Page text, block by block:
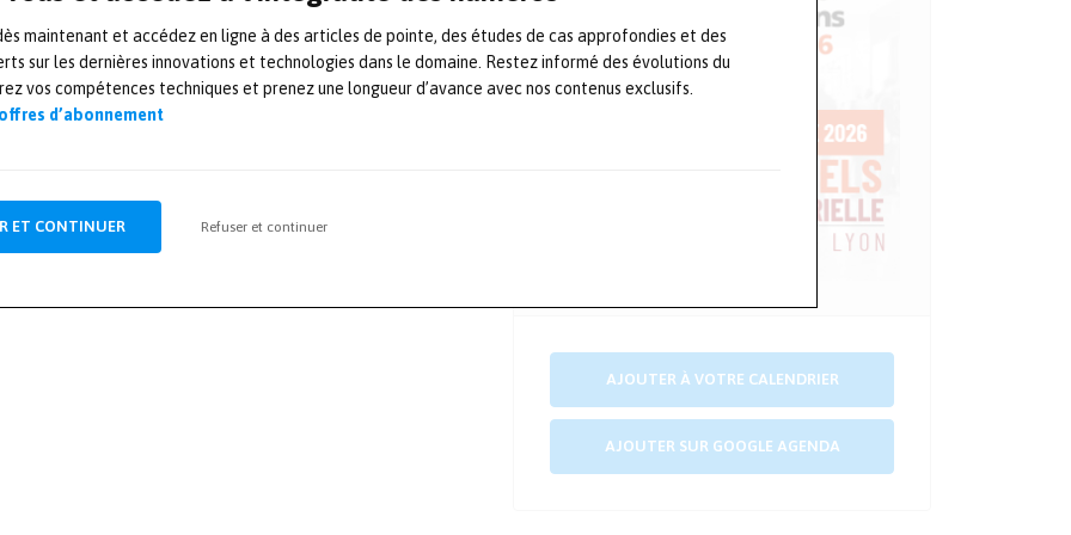
maintenant et accédez en ligne à des articles de pointe, des études de cas approfondies et des
sur les dernières innovations et technologies dans le domaine. Restez informé des évolutions du
vos compétences techniques et prenez une longueur d’avance avec nos contenus exclusifs.
d’abonnement
ET CONTINUER Refuser et continuer
Mesures Solutions EXPO est organisé
marques françaises et internationales
AJOUTER À VOTRE CALENDRIER
AJOUTER SUR GOOGLE AGENDA